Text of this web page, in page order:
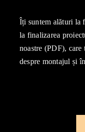
Îți suntem alături la
la finalizarea
noastre (PDF),
despre montajul și